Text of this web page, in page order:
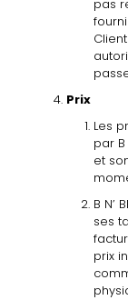
pas
Prix
Les
par B
et
B N’
ses
prix